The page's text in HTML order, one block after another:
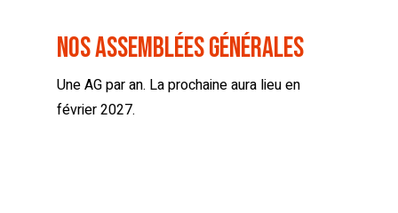
Nos Assemblées générales
Une AG par an. La prochaine aura lieu en
février 2027.